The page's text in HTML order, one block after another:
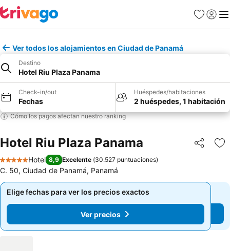
Favoritos
Iniciar
Ver todos los alojamientos en Ciudad de Panamá
Destino
Hotel Riu Plaza Panama
Check-in/out
Fechas
Huéspedes/habitaciones
2 huéspedes, 1 habitación
Cómo los pagos afectan nuestro ranking
Hotel Riu Plaza Panama Compartir
5 Estrellas
Hotel 8,9 Excelente (30.527 puntuaciones)
C. 50, Ciudad de Panamá, Panamá
Elige fechas para ver los precios exactos
Ver precios
Elige fechas para ver los precios exactos
Ver precios